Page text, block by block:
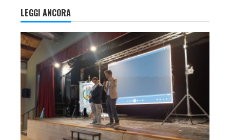
LEGGI ANCORA